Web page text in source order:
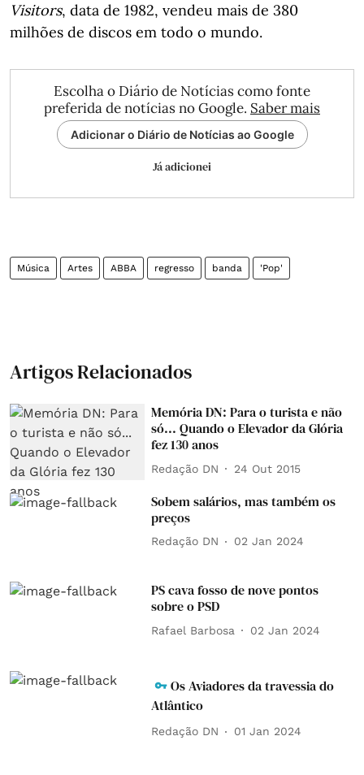
Visitors, data de 1982, vendeu mais de 380
milhões de discos em todo o mundo.
Escolha o Diário de Notícias como fonte
preferida de notícias no Google. Saber mais
Adicionar o Diário de Notícias ao Google
Já adicionei
Música Artes ABBA regresso banda 'Pop'
Artigos Relacionados
Memória DN: Para o turista e não
só... Quando o Elevador da Glória
fez 130 anos
Redação DN 24 Out 2015
Sobem salários, mas também os
preços
Redação DN 02 Jan 2024
PS cava fosso de nove pontos
sobre o PSD
Rafael Barbosa 02 Jan 2024
Os Aviadores da travessia do
Atlântico
Redação DN 01 Jan 2024